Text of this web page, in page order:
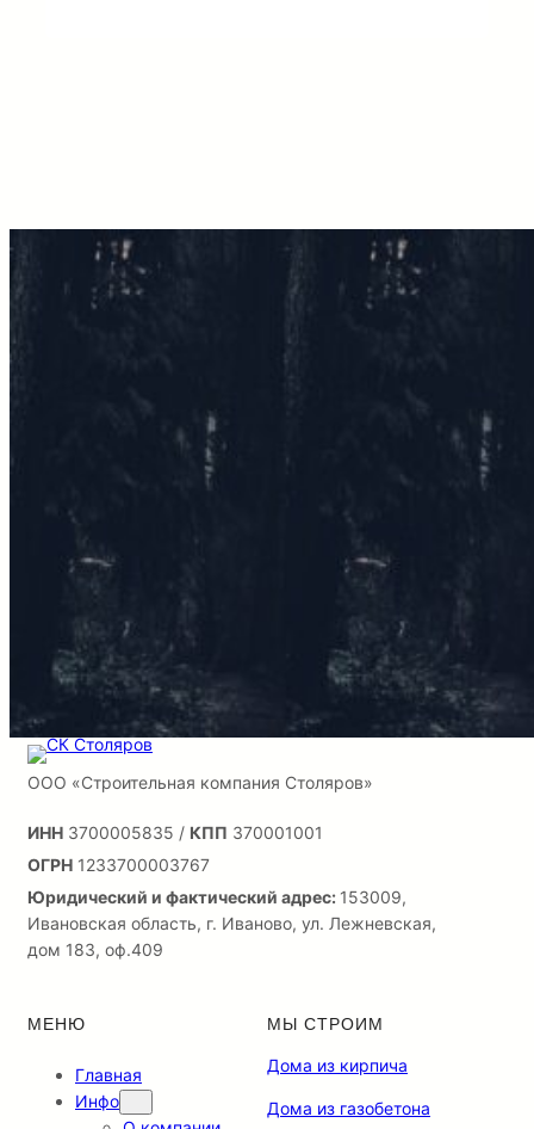
ООО «Строительная компания Столяров»
ИНН 3700005835 / КПП 370001001
ОГРН 1233700003767
Юридический и фактический адрес: 153009,
Ивановская область, г. Иваново, ул. Лежневская,
дом 183, оф.409
МЕНЮ
Главная
Инфо
МЫ СТРОИМ
Дома из кирпича
Дома из газобетона